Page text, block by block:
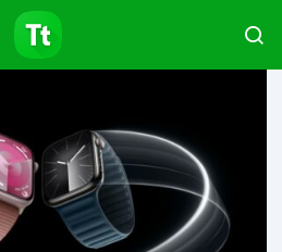
Articles